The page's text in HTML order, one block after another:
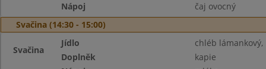
Nápoj
čaj ovocný
Svačina (14:30 - 15:00)
Svačina
Jídlo
chléb
Doplněk
kapie